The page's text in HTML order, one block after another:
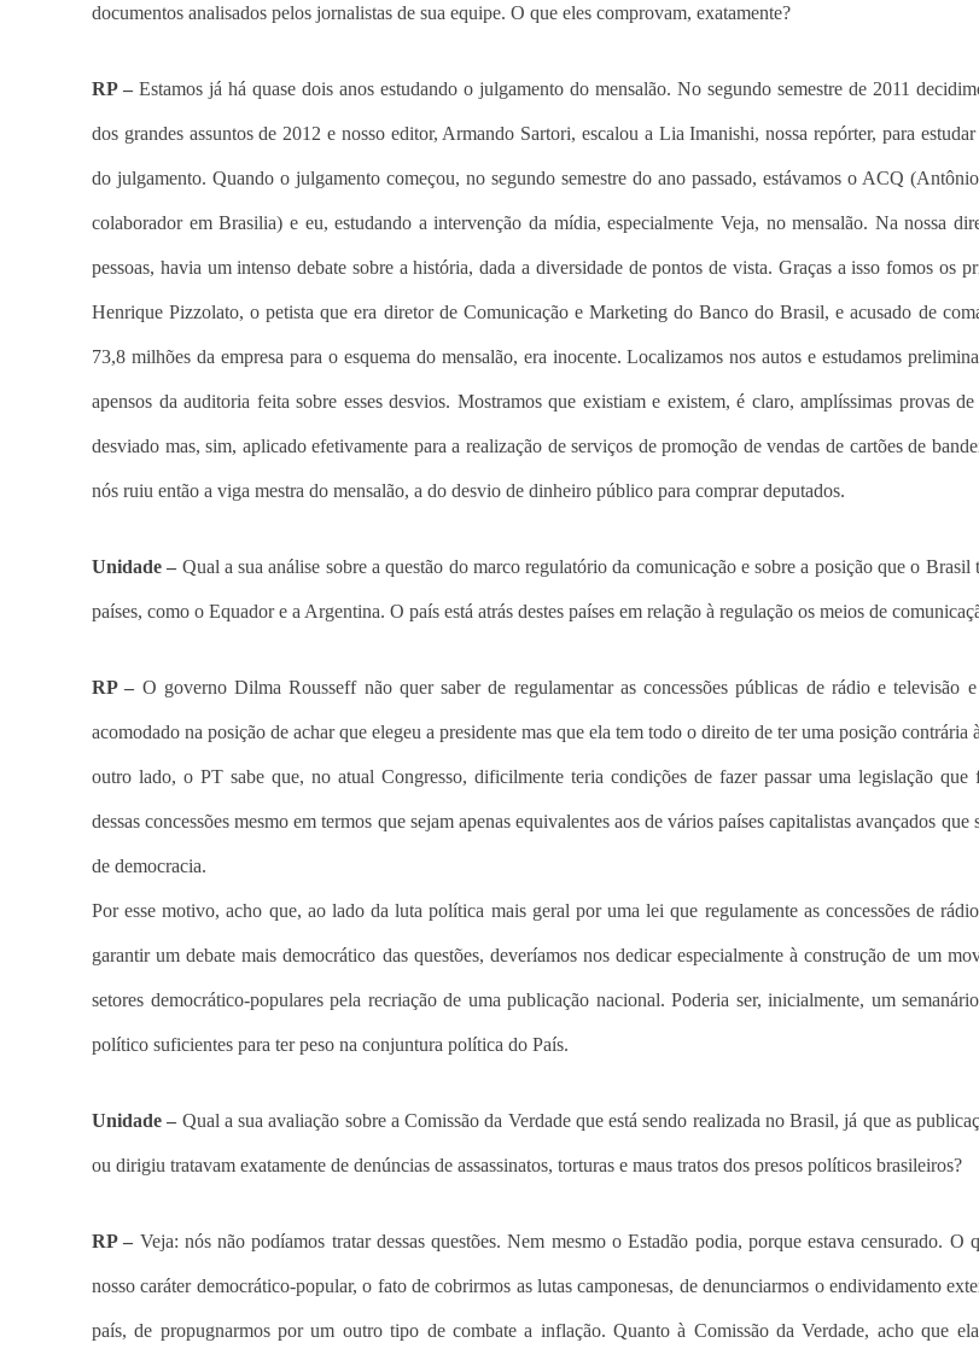
documentos analisados pelos jornalistas de sua equipe. O que eles comprovam, exatamente?
RP – Estamos já há quase dois anos estudando o julgamento do mensalão. No segundo semestre de 2011
dos grandes assuntos de 2012 e nosso editor, Armando Sartori, escalou a Lia Imanishi, nossa repórter, para
do julgamento. Quando o julgamento começou, no segundo semestre do ano passado, estávamos o ACQ
colaborador em Brasilia) e eu, estudando a intervenção da mídia, especialmente Veja, no mensalão. Na nossa
pessoas, havia um intenso debate sobre a história, dada a diversidade de pontos de vista. Graças a isso fomos os
Henrique Pizzolato, o petista que era diretor de Comunicação e Marketing do Banco do Brasil, e acusado de
73,8 milhões da empresa para o esquema do mensalão, era inocente. Localizamos nos autos e estudamos
apensos da auditoria feita sobre esses desvios. Mostramos que existiam e existem, é claro, amplíssimas provas
desviado mas, sim, aplicado efetivamente para a realização de serviços de promoção de vendas de cartões de
nós ruiu então a viga mestra do mensalão, a do desvio de dinheiro público para comprar deputados.
Unidade – Qual a sua análise sobre a questão do marco regulatório da comunicação e sobre a posição que o Brasil
países, como o Equador e a Argentina. O país está atrás destes países em relação à regulação os meios de
RP – O governo Dilma Rousseff não quer saber de regulamentar as concessões públicas de rádio e televisão
acomodado na posição de achar que elegeu a presidente mas que ela tem todo o direito de ter uma posição contrária
outro lado, o PT sabe que, no atual Congresso, dificilmente teria condições de fazer passar uma legislação que
dessas concessões mesmo em termos que sejam apenas equivalentes aos de vários países capitalistas avançados
de democracia.
Por esse motivo, acho que, ao lado da luta política mais geral por uma lei que regulamente as concessões de
garantir um debate mais democrático das questões, deveríamos nos dedicar especialmente à construção de um
setores democrático-populares pela recriação de uma publicação nacional. Poderia ser, inicialmente, um
político suficientes para ter peso na conjuntura política do País.
Unidade – Qual a sua avaliação sobre a Comissão da Verdade que está sendo realizada no Brasil, já que as
ou dirigiu tratavam exatamente de denúncias de assassinatos, torturas e maus tratos dos presos políticos brasileiros?
RP – Veja: nós não podíamos tratar dessas questões. Nem mesmo o Estadão podia, porque estava censurado. O
nosso caráter democrático-popular, o fato de cobrirmos as lutas camponesas, de denunciarmos o endividamento
país, de propugnarmos por um outro tipo de combate a inflação. Quanto à Comissão da Verdade, acho que